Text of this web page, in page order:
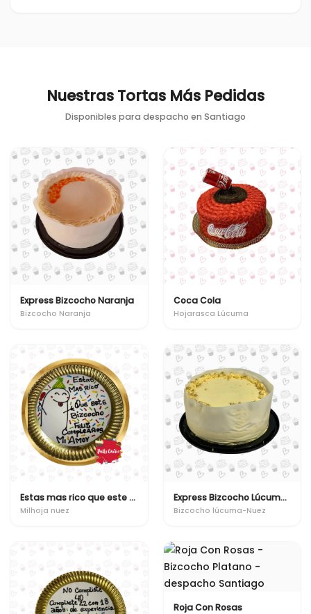
Nuestras Tortas Más Pedidas
Disponibles para despacho en Santiago
Express Bizcocho Naranja
Bizcocho Naranja
Coca Cola
Hojarasca Lúcuma
Estas mas rico que este bizcocho
Milhoja nuez
Express Bizcocho Lúcuma-Nuez
Bizcocho lúcuma-Nuez
Roja Con Rosas